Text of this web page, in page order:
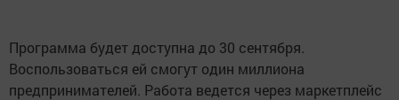
Программа будет доступна до 30 сентября.
Воспользоваться ей смогут один миллиона
предпринимателей. Работа ведется через маркетплейс